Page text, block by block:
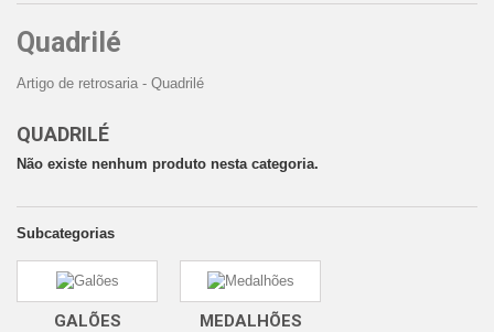
Quadrilé
Artigo de retrosaria - Quadrilé
QUADRILÉ
Não existe nenhum produto nesta categoria.
Subcategorias
GALÕES MEDALHÕES